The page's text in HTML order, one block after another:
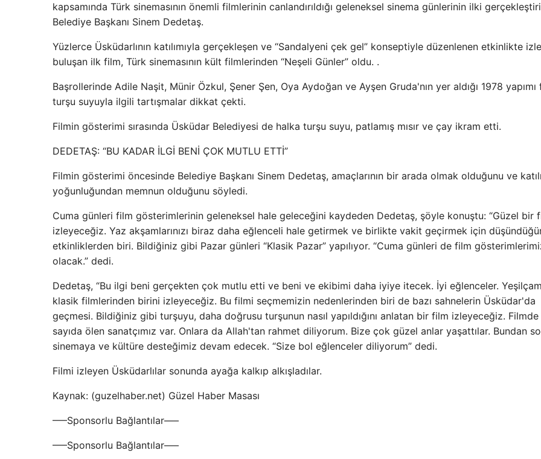
kapsamında Türk sinemasının önemli filmlerinin canlandırıldığı geleneksel sinema günlerinin ilki
Belediye Başkanı Sinem Dedetaş.
Yüzlerce Üsküdarlının katılımıyla gerçekleşen ve “Sandalyeni çek gel” konseptiyle düzenlenen etkinlikte
buluşan ilk film, Türk sinemasının kült filmlerinden “Neşeli Günler” oldu. .
Başrollerinde Adile Naşit, Münir Özkul, Şener Şen, Oya Aydoğan ve Ayşen Gruda'nın yer aldığı 1978
turşu suyuyla ilgili tartışmalar dikkat çekti.
Filmin gösterimi sırasında Üsküdar Belediyesi de halka turşu suyu, patlamış mısır ve çay ikram etti.
DEDETAŞ: “BU KADAR İLGİ BENİ ÇOK MUTLU ETTİ”
Filmin gösterimi öncesinde Belediye Başkanı Sinem Dedetaş, amaçlarının bir arada olmak olduğunu ve
yoğunluğundan memnun olduğunu söyledi.
Cuma günleri film gösterimlerinin geleneksel hale geleceğini kaydeden Dedetaş, şöyle konuştu: “Güzel bir
izleyeceğiz. Yaz akşamlarınızı biraz daha eğlenceli hale getirmek ve birlikte vakit geçirmek için
etkinliklerden biri. Bildiğiniz gibi Pazar günleri “Klasik Pazar” yapılıyor. “Cuma günleri de film
olacak.” dedi.
Dedetaş, “Bu ilgi beni gerçekten çok mutlu etti ve beni ve ekibimi daha iyiye itecek. İyi eğlenceler.
klasik filmlerinden birini izleyeceğiz. Bu filmi seçmemizin nedenlerinden biri de bazı sahnelerin Üsküdar'da
geçmesi. Bildiğiniz gibi turşuyu, daha doğrusu turşunun nasıl yapıldığını anlatan bir film izleyeceğiz.
sayıda ölen sanatçımız var. Onlara da Allah'tan rahmet diliyorum. Bize çok güzel anlar yaşattılar. Bundan
sinemaya ve kültüre desteğimiz devam edecek. “Size bol eğlenceler diliyorum” dedi.
Filmi izleyen Üsküdarlılar sonunda ayağa kalkıp alkışladılar.
Kaynak: (guzelhaber.net) Güzel Haber Masası
—–Sponsorlu Bağlantılar—–
—–Sponsorlu Bağlantılar—–